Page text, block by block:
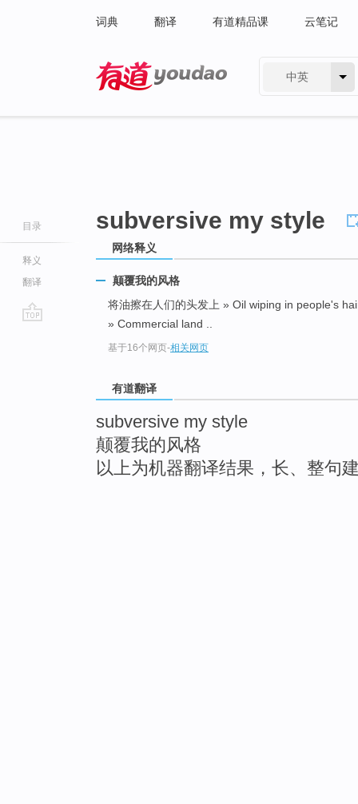
词典 翻译 有道精品课 云笔记
中英
目录
释义
翻译
subversive my style
网络释义
颠覆我的风格
将油擦在人们的头发上 » Oil wiping in people's
» Commercial land ..
基于16个网页-相关网页
有道翻译
subversive my style
颠覆我的风格
以上为机器翻译结果，长、整句